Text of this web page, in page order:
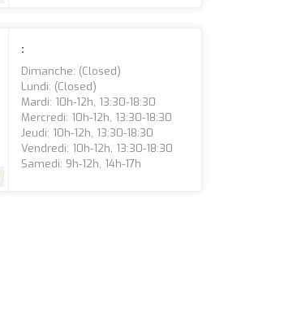
:
Dimanche: (closed)
Lundi: (closed)
Mardi: 10h-12h, 13:30-18:30
Mercredi: 10h-12h, 13:30-18:30
Jeudi: 10h-12h, 13:30-18:30
Vendredi: 10h-12h, 13:30-18:30
Samedi: 9h-12h, 14h-17h